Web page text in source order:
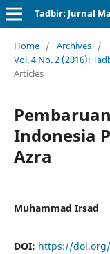
Tadbir: Jurnal
Home / Archives /
Vol. 4 No. 2 (2016):
Articles
Indonesia
Azra
Muhammad Irsad
DOI: https://